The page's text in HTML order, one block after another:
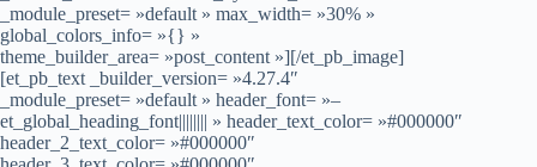
_module_preset= »default » max_width= »30% »
global_colors_info= »{} »
theme_builder_area= »post_content »][/et_pb_image]
[et_pb_text _builder_version= »4.27.4″
_module_preset= »default » header_font= »–
et_global_heading_font|||||||| » header_text_color= »#000000″
header_2_text_color= »#000000″